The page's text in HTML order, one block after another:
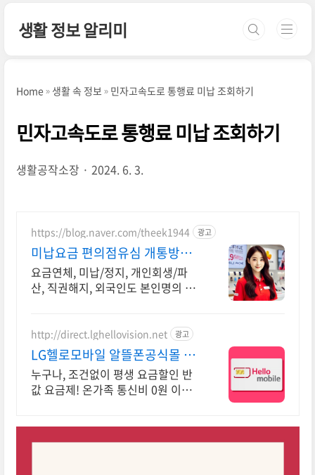
생활 정보 알리미
Home 생활 속 정보 민자고속도로 통행료 미납 조회하기
민자고속도로 통행료 미납 조회하기
생활공작소장 2024. 6. 3.
https://blog.naver.com/theek1944 광고
미납요금 편의점유심 개통방법
주말 개통 OK 상담 OK
요금연체, 미납/정지, 개인회생/파
산, 직권해지, 외국인도 본인명의 당
http://direct.lghellovision.net 광고
LG헬로모바일 알뜰폰공식몰 편
의점 유심, 이심 즉시개통
누구나, 조건없이 평생 요금할인 반
값 요금제! 온가족 통신비 0원 이벤